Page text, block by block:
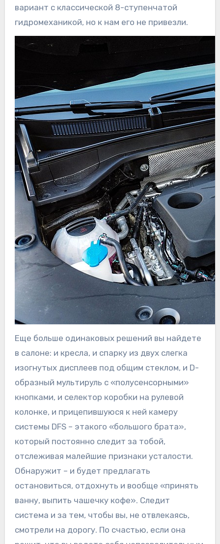
вариант с классической 8-ступенчатой
гидромеханикой, но к нам его не привезли.
Еще больше одинаковых решений вы найдете
в салоне: и кресла, и спарку из двух слегка
изогнутых дисплеев под общим стеклом, и D-
образный мультируль с «полусенсорными»
кнопками, и селектор коробки на рулевой
колонке, и прицепившуюся к ней камеру
системы DFS – этакого «большого брата»,
который постоянно следит за тобой,
отслеживая малейшие признаки усталости.
Обнаружит – и будет предлагать
остановиться, отдохнуть и вообще «принять
ванну, выпить чашечку кофе». Следит
система и за тем, чтобы вы, не отвлекаясь,
смотрели на дорогу. По счастью, если она